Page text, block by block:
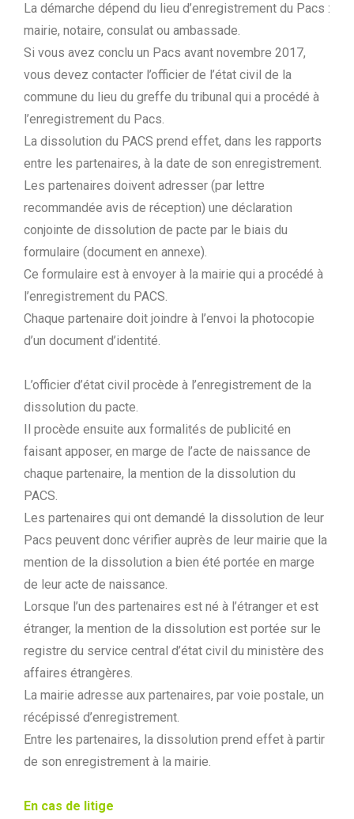
La démarche dépend du lieu d’enregistrement du Pacs :
mairie, notaire, consulat ou ambassade.
Si vous avez conclu un Pacs avant novembre 2017,
vous devez contacter l’officier de l’état civil de la
commune du lieu du greffe du tribunal qui a procédé à
l’enregistrement du Pacs.
La dissolution du PACS prend effet, dans les rapports
entre les partenaires, à la date de son enregistrement.
Les partenaires doivent adresser (par lettre
recommandée avis de réception) une déclaration
conjointe de dissolution de pacte par le biais du
formulaire (document en annexe).
Ce formulaire est à envoyer à la mairie qui a procédé à
l’enregistrement du PACS.
Chaque partenaire doit joindre à l’envoi la photocopie
d’un document d’identité.
L’officier d’état civil procède à l’enregistrement de la
dissolution du pacte.
Il procède ensuite aux formalités de publicité en
faisant apposer, en marge de l’acte de naissance de
chaque partenaire, la mention de la dissolution du
PACS.
Les partenaires qui ont demandé la dissolution de leur
Pacs peuvent donc vérifier auprès de leur mairie que la
mention de la dissolution a bien été portée en marge
de leur acte de naissance.
Lorsque l’un des partenaires est né à l’étranger et est
étranger, la mention de la dissolution est portée sur le
registre du service central d’état civil du ministère des
affaires étrangères.
La mairie adresse aux partenaires, par voie postale, un
récépissé d’enregistrement.
Entre les partenaires, la dissolution prend effet à partir
de son enregistrement à la mairie.
En cas de litige